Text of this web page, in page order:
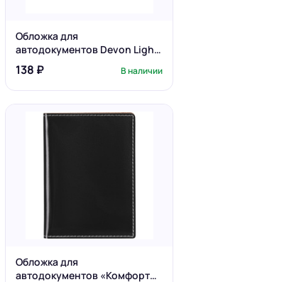
Обложка для
автодокументов Devon Light,
зеленая
138 ₽ В наличии
Обложка для
автодокументов «Комфорт»,